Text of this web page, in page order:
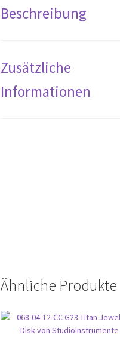
Beschreibung
Zusätzliche
Informationen
Ähnliche Produkte